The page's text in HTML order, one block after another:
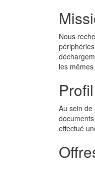
Nous
les
Au sein
effectué